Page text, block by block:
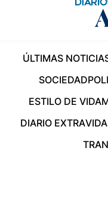
ÚLTIMAS
SOCIEDAD
ESTILO DE VIDA
DIARIO EXTRA